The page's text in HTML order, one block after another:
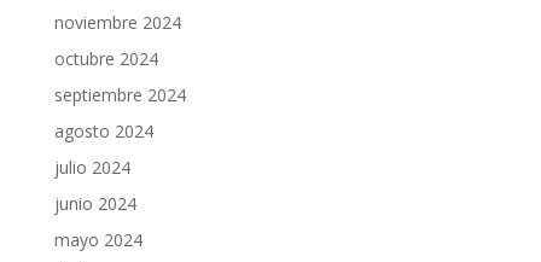
noviembre 2024
octubre 2024
septiembre 2024
agosto 2024
julio 2024
junio 2024
mayo 2024